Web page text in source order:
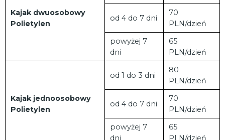
Kajak dwuosobowy
Polietylen
od 4 do 7 dni
70
PLN/dzień
powyżej 7
dni
65
PLN/dzień
Kajak jednoosobowy
Polietylen
od 1 do 3 dni
80
PLN/dzień
od 4 do 7 dni
70
PLN/dzień
powyżej 7
dni
65
PLN/dzień